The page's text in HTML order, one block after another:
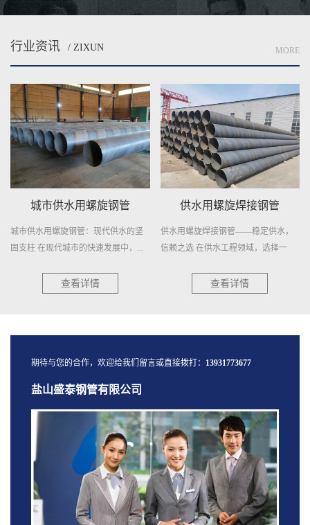
行业资讯 / ZIXUN MORE
城市供水用螺旋钢管
城市供水用螺旋钢管：现代供水的坚
固支柱 在现代城市的快速发展中，...
查看详情
供水用螺旋焊接钢管
供水用螺旋焊接钢管——稳定供水，
信赖之选 在供水工程领域，选择一
查看详情
期待与您的合作，欢迎给我们留言或直接拨打： 13931773677
盐山盛泰钢管有限公司